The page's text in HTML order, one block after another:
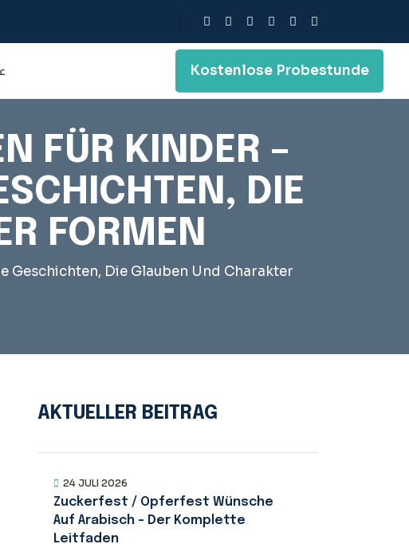
Kostenlose Probestunde
FÜR KINDER –
DIE
FORMEN
Geschichten, Die Glauben Und Charakter
AKTUELLER BEITRAG
24 JULI 2026
Zuckerfest / Opferfest Wünsche
Auf Arabisch – Der Komplette
Leitfaden